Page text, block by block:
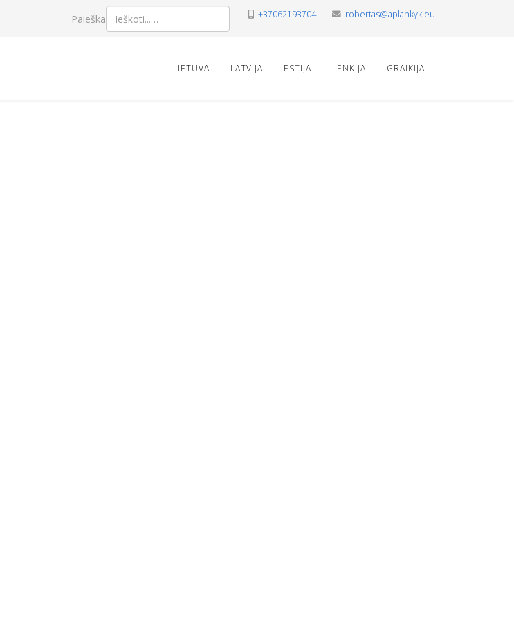
Paieška +37062193704 robertas@aplankyk.eu
LIETUVA LATVIJA ESTIJA LENKIJA GRAIKIJA